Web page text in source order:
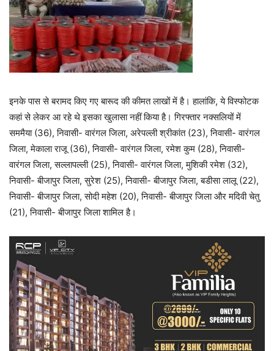
इनके पास से बरामद किए गए बारूद की कीमत लाखों में है। हालांकि, ये विस्फोटक
कहां से लेकर आ रहे थे इसका खुलासा नहीं किया है। गिरफ्तार नक्सलियों में
सममैया (36), निवासी- वारंगल जिला, अरेपल्ली श्रीकांत (23), निवासी- वारंगल
जिला, मेकाला राजू (36), निवासी- वारंगल जिला, रमेश कुम (28), निवासी-
वारंगल जिला, सल्लापल्ली (25), निवासी- वारंगल जिला, मुशिकी रमेश (32),
निवासी- बीजापुर जिला, सुरेश (25), निवासी- बीजापुर जिला, बडीसा लालू (22),
निवासी- बीजापुर जिला, सोदी महेश (20), निवासी- बीजापुर जिला और मदिवी चेतु
(21), निवासी- बीजापुर जिला शामिल है।